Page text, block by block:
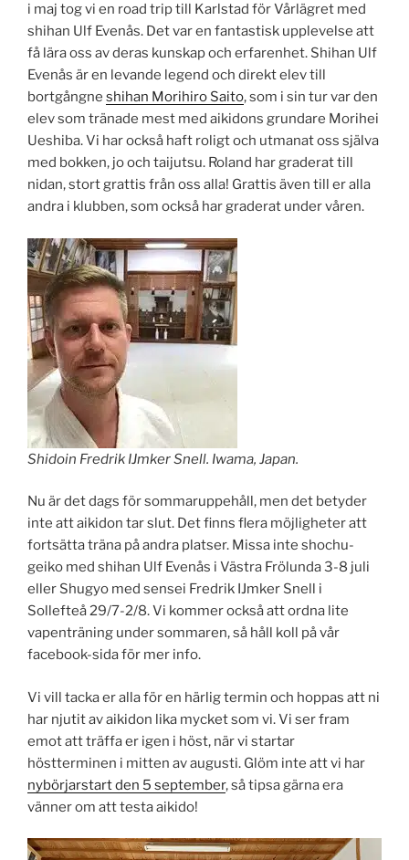
i maj tog vi en road trip till Karlstad för Vårlägret med
shihan Ulf Evenås. Det var en fantastisk upplevelse att
få lära oss av deras kunskap och erfarenhet. Shihan Ulf
Evenås är en levande legend och direkt elev till
bortgångne shihan Morihiro Saito, som i sin tur var den
elev som tränade mest med aikidons grundare Morihei
Ueshiba. Vi har också haft roligt och utmanat oss själva
med bokken, jo och taijutsu. Roland har graderat till
nidan, stort grattis från oss alla! Grattis även till er alla
andra i klubben, som också har graderat under våren.
Shidoin Fredrik IJmker Snell. Iwama, Japan.
Nu är det dags för sommaruppehåll, men det betyder
inte att aikidon tar slut. Det finns flera möjligheter att
fortsätta träna på andra platser. Missa inte shochu-
geiko med shihan Ulf Evenås i Västra Frölunda 3-8 juli
eller Shugyo med sensei Fredrik IJmker Snell i
Sollefteå 29/7-2/8. Vi kommer också att ordna lite
vapenträning under sommaren, så håll koll på vår
facebook-sida för mer info.
Vi vill tacka er alla för en härlig termin och hoppas att ni
har njutit av aikidon lika mycket som vi. Vi ser fram
emot att träffa er igen i höst, när vi startar
höstterminen i mitten av augusti. Glöm inte att vi har
nybörjarstart den 5 september, så tipsa gärna era
vänner om att testa aikido!